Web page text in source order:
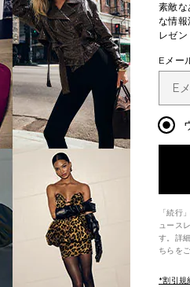
素敵な
な情報
レゼン
Eメー
「続行
ュース
す。詳
ちらを
*割引規